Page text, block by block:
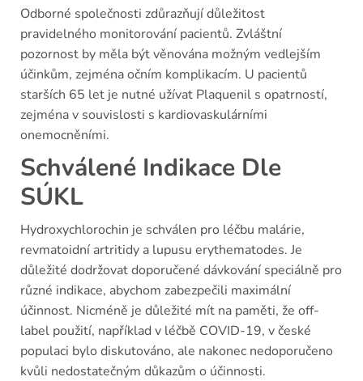
Odborné společnosti zdůrazňují důležitost
pravidelného monitorování pacientů. Zvláštní
pozornost by měla být věnována možným vedlejším
účinkům, zejména očním komplikacím. U pacientů
starších 65 let je nutné užívat Plaquenil s opatrností,
zejména v souvislosti s kardiovaskulárními
onemocněními.
Schválené Indikace Dle
SÚKL
Hydroxychlorochin je schválen pro léčbu malárie,
revmatoidní artritidy a lupusu erythematodes. Je
důležité dodržovat doporučené dávkování speciálně pro
různé indikace, abychom zabezpečili maximální
účinnost. Nicméně je důležité mít na paměti, že off-
label použití, například v léčbě COVID-19, v české
populaci bylo diskutováno, ale nakonec nedoporučeno
kvůli nedostatečným důkazům o účinnosti.